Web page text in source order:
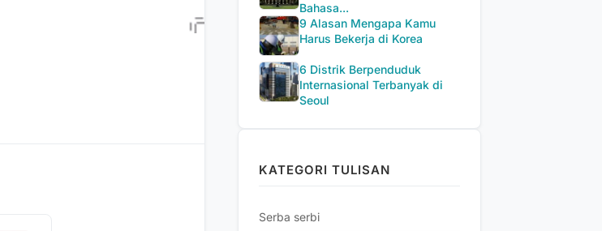
Bahasa...
9 Alasan Mengapa Kamu
Harus Bekerja di Korea
6 Distrik Berpenduduk
Internasional Terbanyak di
Seoul
KATEGORI TULISAN
Serba serbi